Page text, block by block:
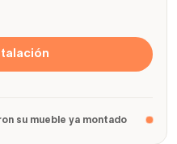
su mueble ya montado